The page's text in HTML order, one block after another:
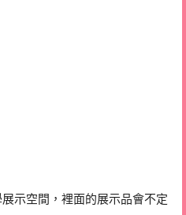
示空間，裡面的展示品會不定